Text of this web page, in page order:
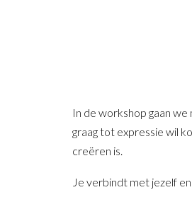
In de workshop gaan
graag tot expressie wil
creëren is.
Je verbindt met jezelf